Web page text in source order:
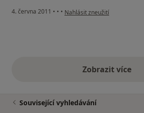
4. června 2011 • • • podle názoru uživatele Váš
Nahlásit zneužití
Zobrazit více
výše
Související vyhledávání